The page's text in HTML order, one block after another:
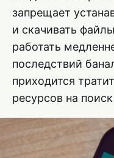
запрещает
и скачивать
работать
последствий
приходится
ресурсов на